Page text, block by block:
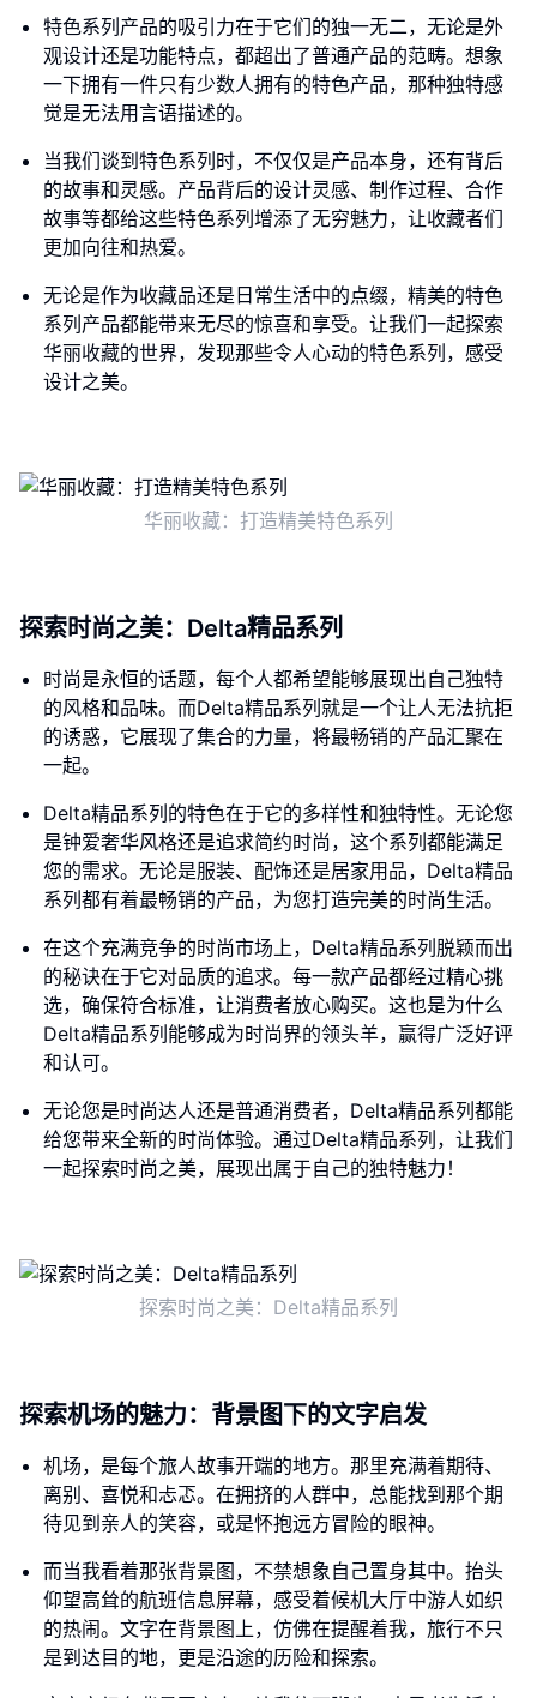
特色系列产品的吸引力在于它们的独一无二，无论是外
观设计还是功能特点，都超出了普通产品的范畴。想象
一下拥有一件只有少数人拥有的特色产品，那种独特感
觉是无法用言语描述的。
当我们谈到特色系列时，不仅仅是产品本身，还有背后
的故事和灵感。产品背后的设计灵感、制作过程、合作
故事等都给这些特色系列增添了无穷魅力，让收藏者们
更加向往和热爱。
无论是作为收藏品还是日常生活中的点缀，精美的特色
系列产品都能带来无尽的惊喜和享受。让我们一起探索
华丽收藏的世界，发现那些令人心动的特色系列，感受
设计之美。
华丽收藏：打造精美特色系列
探索时尚之美：Delta精品系列
时尚是永恒的话题，每个人都希望能够展现出自己独特
的风格和品味。而Delta精品系列就是一个让人无法抗拒
的诱惑，它展现了集合的力量，将最畅销的产品汇聚在
一起。
Delta精品系列的特色在于它的多样性和独特性。无论您
是钟爱奢华风格还是追求简约时尚，这个系列都能满足
您的需求。无论是服装、配饰还是居家用品，Delta精品
系列都有着最畅销的产品，为您打造完美的时尚生活。
在这个充满竞争的时尚市场上，Delta精品系列脱颖而出
的秘诀在于它对品质的追求。每一款产品都经过精心挑
选，确保符合标准，让消费者放心购买。这也是为什么
Delta精品系列能够成为时尚界的领头羊，赢得广泛好评
和认可。
无论您是时尚达人还是普通消费者，Delta精品系列都能
给您带来全新的时尚体验。通过Delta精品系列，让我们
一起探索时尚之美，展现出属于自己的独特魅力！
探索时尚之美：Delta精品系列
探索机场的魅力：背景图下的文字启发
机场，是每个旅人故事开端的地方。那里充满着期待、
离别、喜悦和忐忑。在拥挤的人群中，总能找到那个期
待见到亲人的笑容，或是怀抱远方冒险的眼神。
而当我看着那张背景图，不禁想象自己置身其中。抬头
仰望高耸的航班信息屏幕，感受着候机大厅中游人如织
的热闹。文字在背景图上，仿佛在提醒着我，旅行不只
是到达目的地，更是沿途的历险和探索。